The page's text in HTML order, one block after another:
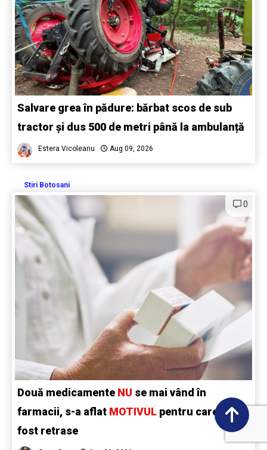
Salvare grea în pădure: bărbat scos de sub
tractor și dus 500 de metri până la ambulanță
Estera Vicoleanu Aug 09, 2026
Stiri Botosani
0
Două medicamente NU se mai vând în
farmacii, s-a aflat MOTIVUL pentru care au
fost retrase